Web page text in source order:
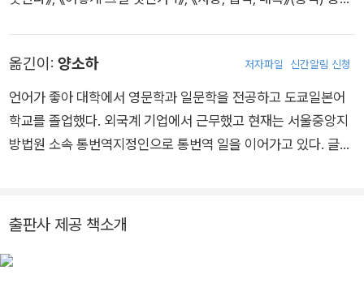
를 뛰어넘는 법》,《루틴의 힘》(공역)은 한국에서도 출간되었다.
스스로를 “창조적 혁명가를 위한 무기 거래상”이라 소개하는 그
는 수많은 ‘크리에이티브 프로’를 컨설팅하며 창의성은 매일 단련
해야 한다는 진실을 확고하게 깨달아 《데일리 크리에이티브》를
펴냈다. 매일매일 당면한 과제 앞에서 새로운 발상을 해내야만 하
옮긴이: 양소하 저자파일 신간알림 신청
언어가 좋아 대학에서 영문학과 일문학을 전공하고 도쿄일본어
학교를 졸업했다. 외국계 기업에서 근무했고 현재는 서울중앙지
방법원 소속 통번역지정인으로 통번역 일을 이어가고 있다. 글밥
봤습니다』, 『우리가 원하는 대로 살 수 있다면』, 『그게, 가스라이
상 휘둘리지 않을 거야』, 『불안이 불안하다면』 등이 있다.
출판사 제공 책소개